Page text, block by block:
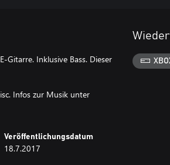
Gitarre. Inklusive Bass. Dieser
Infos zur Musik unter
Veröffentlichungsdatum
18.7.2017